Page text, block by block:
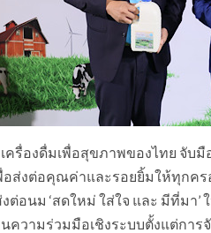
รื่องดื่มเพื่อสุขภาพของไทย จับมือ
ส่งต่อคุณค่าและรอยยิ้มให้ทุกคร
ต่อนม ‘สดใหม่ ใส่ใจ และ มีที่มา
ความร่วมมือเชิงระบบตั้งแต่กา